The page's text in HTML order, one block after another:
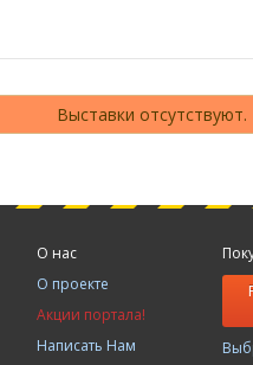
Выставки отсутствуют.
О нас
О проекте
Акции портала!
Написать Нам